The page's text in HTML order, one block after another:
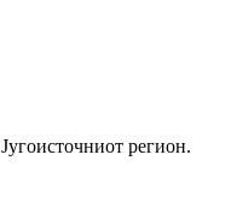
регион.